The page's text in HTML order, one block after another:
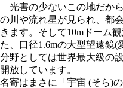
光害の少ないこの地だか
の川や流れ星が見られ、都
きます。そして10mドーム
た、口径1.6mの大型望遠鏡
分野としては世界最大級の
開放しています。
名寄はまさに「宇宙 (そら)